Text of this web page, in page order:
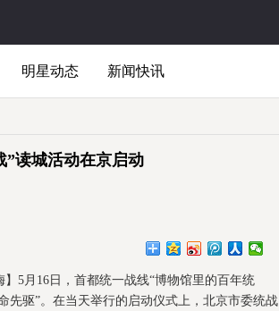
明星动态 新闻快讯
”读城活动在京启动
月16日，首都统一战线“博物馆里的百年统
驱”。在当天举行的启动仪式上，北京市委统战